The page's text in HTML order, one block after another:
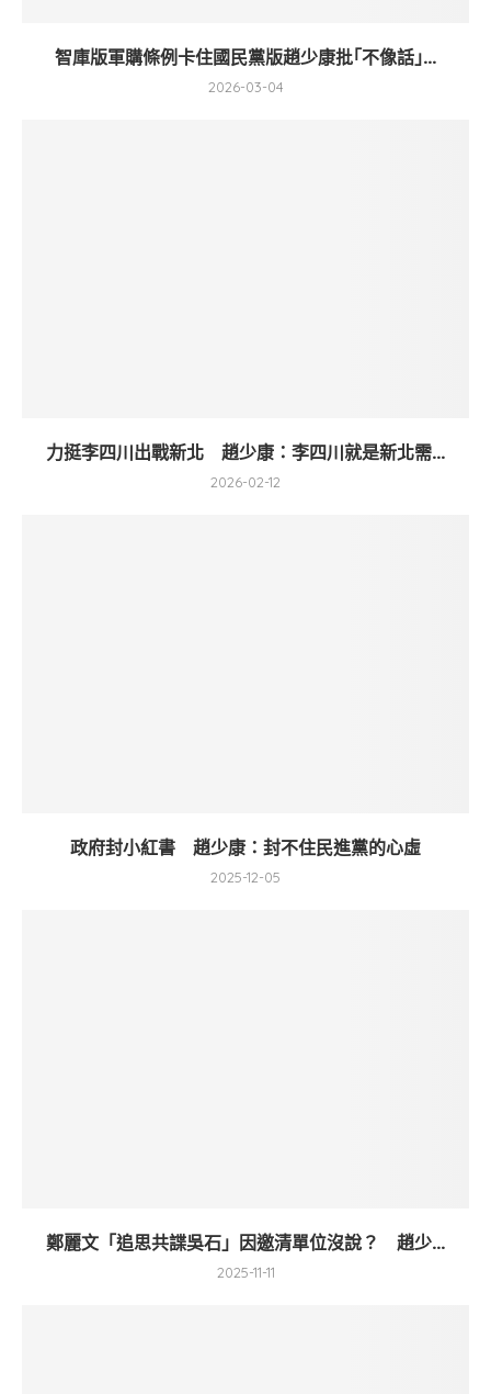
智庫版軍購條例卡住國民黨版趙少康批｢不像話｣...
2026-03-04
力挺李四川出戰新北 趙少康：李四川就是新北需...
2026-02-12
政府封小紅書 趙少康：封不住民進黨的心虛
2025-12-05
鄭麗文「追思共諜吳石」因邀清單位沒說？ 趙少...
2025-11-11